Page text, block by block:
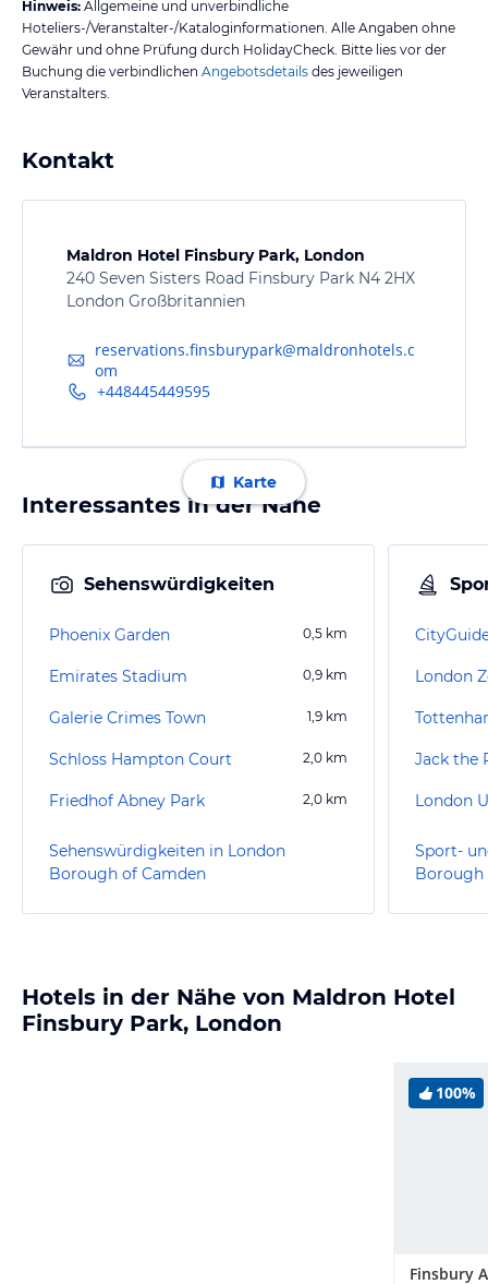
Hinweis: Allgemeine und unverbindliche
Hoteliers-/Veranstalter-/Kataloginformationen. Alle Angaben ohne
Gewähr und ohne Prüfung durch HolidayCheck. Bitte lies vor der
Buchung die verbindlichen Angebotsdetails des jeweiligen
Veranstalters.
Kontakt
Maldron Hotel Finsbury Park, London
240 Seven Sisters Road Finsbury Park N4 2HX
London Großbritannien
reservations.finsburypark@maldronhotels.c
om
+448445449595
Karte
Interessantes in der Nähe
Sehenswürdigkeiten
Phoenix Garden 0,5 km
Emirates Stadium 0,9 km
Galerie Crimes Town 1,9 km
Schloss Hampton Court 2,0 km
Friedhof Abney Park 2,0 km
Sehenswürdigkeiten in London
Borough of Camden
London
Jack the
London
Sport-
Borough
Hotels in der Nähe von Maldron Hotel
Finsbury Park, London
100%